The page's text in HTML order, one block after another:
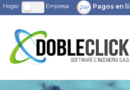
Pagos en